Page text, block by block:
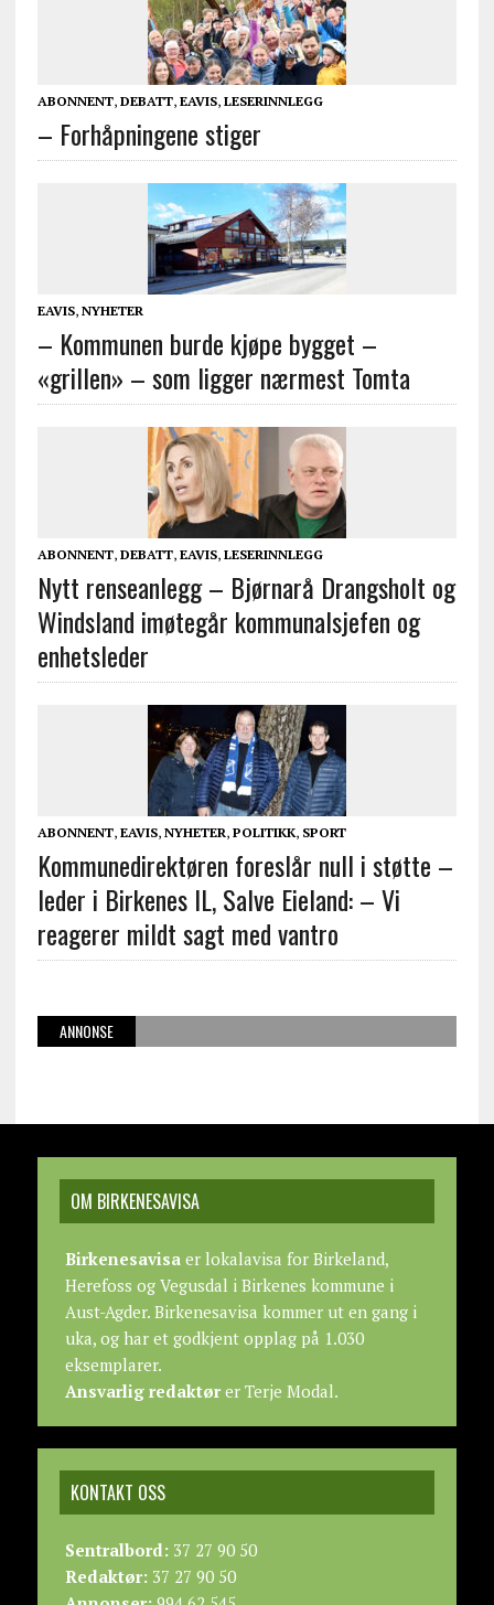
ABONNENT, DEBATT, EAVIS, LESERINNLEGG
– Forhåpningene stiger
EAVIS, NYHETER
– Kommunen burde kjøpe bygget –
«grillen» – som ligger nærmest Tomta
ABONNENT, DEBATT, EAVIS, LESERINNLEGG
Nytt renseanlegg – Bjørnarå Drangsholt og
Windsland imøtegår kommunalsjefen og
enhetsleder
ABONNENT, EAVIS, NYHETER, POLITIKK, SPORT
Kommunedirektøren foreslår null i støtte –
leder i Birkenes IL, Salve Eieland: – Vi
reagerer mildt sagt med vantro
ANNONSE
OM BIRKENESAVISA
Birkenesavisaer lokalavisa for Birkeland,
Herefoss og Vegusdal i Birkenes kommune i
Aust-Agder. Birkenesavisa kommer ut en gang i
uka, og har et godkjent opplag på 1.030
eksemplarer.
Ansvarlig redaktører Terje Modal.
KONTAKT OSS
Sentralbord:37 27 90 50
Redaktør:37 27 90 50